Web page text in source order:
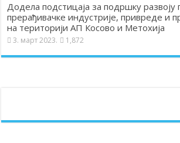
Додела подстицаја за подршку
прерађивачке индустрије, привреде и
на територији АП Косово и Метохија
3. март 2023. 1,872